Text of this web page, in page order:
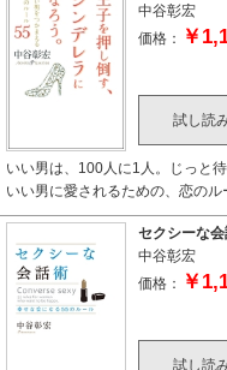
中谷彰宏
価格：
￥
試し読
いい男は、100人に1人。じっと
いい男に愛されるための、恋のル
セクシーな
中谷彰宏
価格：
￥
試し読